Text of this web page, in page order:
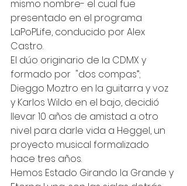
mismo nombre- el cual fue
presentado en el programa
LaPoPLife, conducido por Alex
Castro.
El dúo originario de la CDMX y
formado por  "dos compas”;
Dieggo Moztro en la guitarra y voz
y Karlos Wildo en el bajo, decidió
llevar 10 años de amistad a otro
nivel para darle vida a Heggel, un
proyecto musical formalizado
hace tres años.
Hemos Estado Girando la Grande y